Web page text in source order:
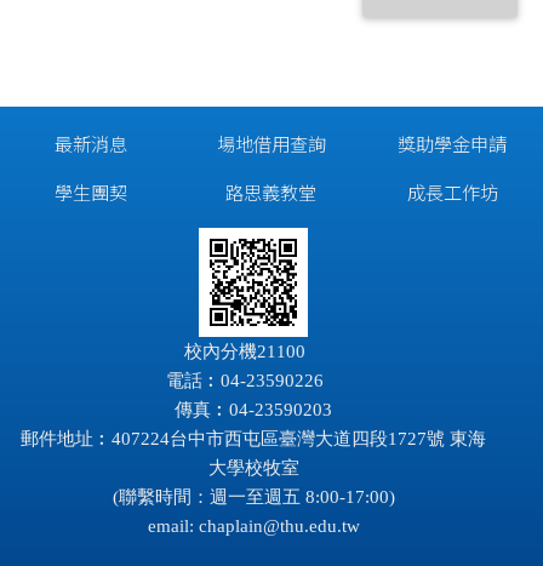
最新消息
學生團契
場地借用查詢
路思義教堂
獎助學金申請
成長工作坊
校內分機21100
電話︰04-23590226
傳真︰04-23590203
郵件地址︰407224台中市西屯區臺灣大道四段1727號 東海
大學校牧室
(聯繫時間：週一至週五 8:00-17:00)
email: chaplain@thu.edu.tw